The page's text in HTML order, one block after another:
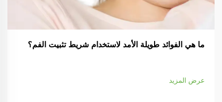
ما هي الفوائد طويلة الأمد لاستخدام شريط تثبيت الفم؟
عرض المزيد